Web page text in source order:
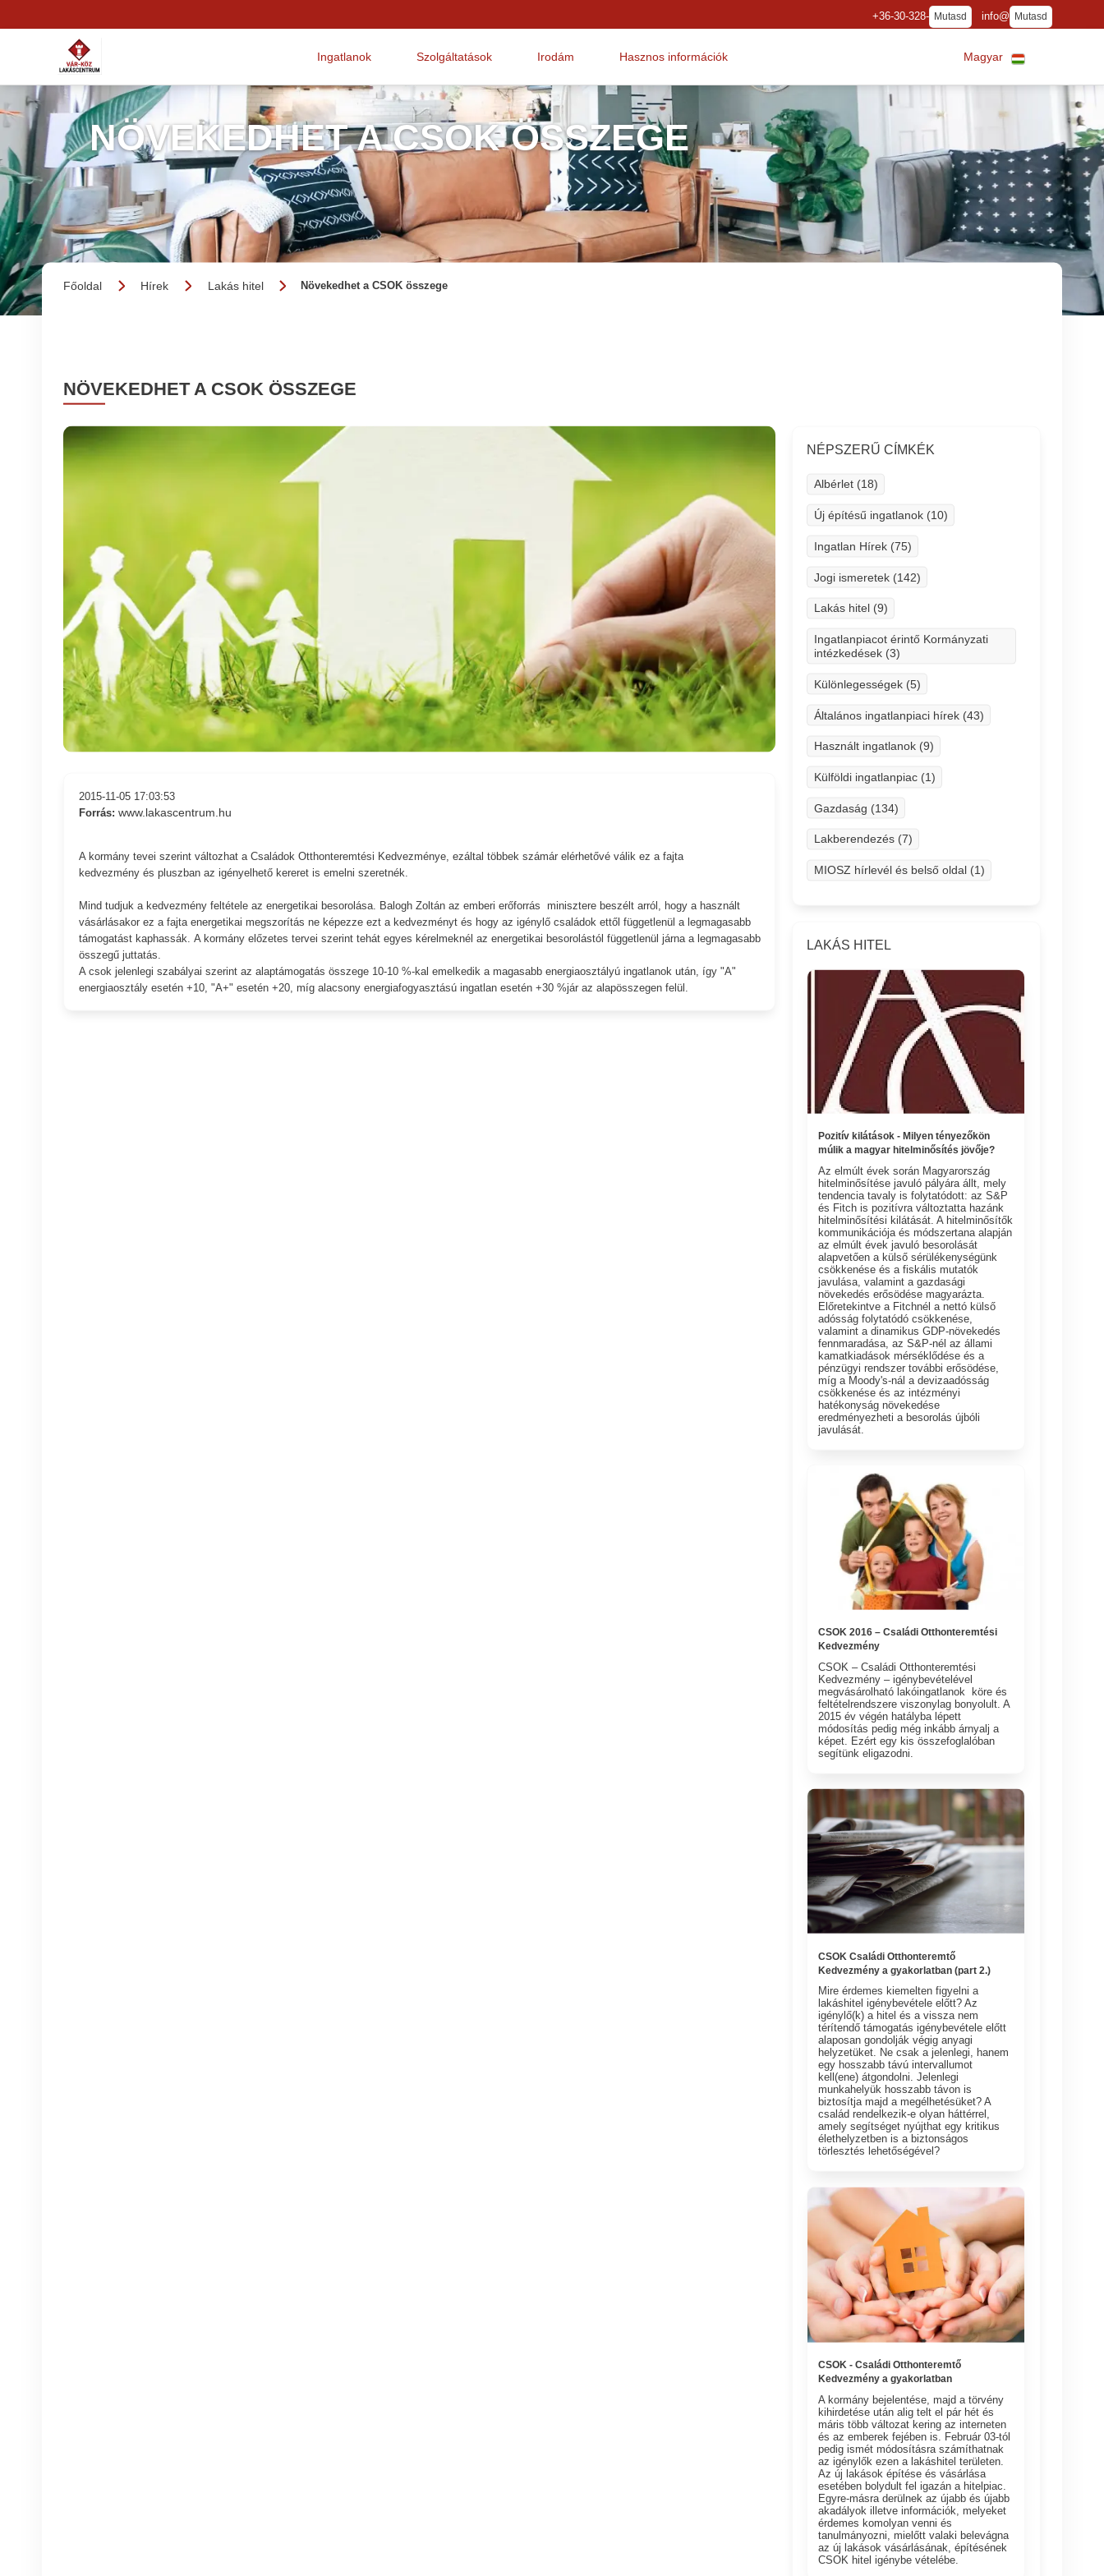
+36-30-328- Mutasd info@ Mutasd
Ingatlanok Szolgáltatások Irodám Hasznos információk Magyar
NÖVEKEDHET A CSOK ÖSSZEGE
Főoldal Hírek Lakás hitel Növekedhet a CSOK összege
NÖVEKEDHET A CSOK ÖSSZEGE
2015-11-05 17:03:53
Forrás: www.lakascentrum.hu
A kormány tevei szerint változhat a Családok Otthonteremtési Kedvezménye, ezáltal többek számár elérhetővé válik ez a fajta
kedvezmény és pluszban az igényelhető kereret is emelni szeretnék.
Mind tudjuk a kedvezmény feltétele az energetikai besorolása. Balogh Zoltán az emberi erőforrás minisztere beszélt arról, hogy a használt
vásárlásakor ez a fajta energetikai megszorítás ne képezze ezt a kedvezményt és hogy az igénylő családok ettől függetlenül a legmagasabb
támogatást kaphassák. A kormány előzetes tervei szerint tehát egyes kérelmeknél az energetikai besorolástól függetlenül járna a legmagasabb
összegű juttatás.
A csok jelenlegi szabályai szerint az alaptámogatás összege 10-10 %-kal emelkedik a magasabb energiaosztályú ingatlanok után, így "A"
energiaosztály esetén +10, "A+" esetén +20, míg alacsony energiafogyasztású ingatlan esetén +30 %jár az alapösszegen felül.
NÉPSZERŰ CÍMKÉK
Albérlet (18)
Új építésű ingatlanok (10)
Ingatlan Hírek (75)
Jogi ismeretek (142)
Lakás hitel (9)
Ingatlanpiacot érintő Kormányzati
intézkedések (3)
Különlegességek (5)
Általános ingatlanpiaci hírek (43)
Használt ingatlanok (9)
Külföldi ingatlanpiac (1)
Gazdaság (134)
Lakberendezés (7)
MIOSZ hírlevél és belső oldal (1)
LAKÁS HITEL
Pozitív kilátások - Milyen tényezőkön
múlik a magyar hitelminősítés jövője?
Az elmúlt évek során Magyarország
hitelminősítése javuló pályára állt, mely
tendencia tavaly is folytatódott: az S&P
és Fitch is pozitívra változtatta hazánk
hitelminősítési kilátását. A hitelminősítők
kommunikációja és módszertana alapján
az elmúlt évek javuló besorolását
alapvetően a külső sérülékenységünk
csökkenése és a fiskális mutatók
javulása, valamint a gazdasági
növekedés erősödése magyarázta.
Előretekintve a Fitchnél a nettó külső
adósság folytatódó csökkenése,
valamint a dinamikus GDP-növekedés
fennmaradása, az S&P-nél az állami
kamatkiadások mérséklődése és a
pénzügyi rendszer további erősödése,
míg a Moody's-nál a devizaadósság
csökkenése és az intézményi
hatékonyság növekedése
eredményezheti a besorolás újbóli
javulását.
CSOK 2016 – Családi Otthonteremtési
Kedvezmény
CSOK – Családi Otthonteremtési
Kedvezmény – igénybevételével
megvásárolható lakóingatlanok köre és
feltételrendszere viszonylag bonyolult. A
2015 év végén hatályba lépett
módosítás pedig még inkább árnyalj a
képet. Ezért egy kis összefoglalóban
segítünk eligazodni.
CSOK Családi Otthonteremtő
Kedvezmény a gyakorlatban (part 2.)
Mire érdemes kiemelten figyelni a
lakáshitel igénybevétele előtt? Az
igénylő(k) a hitel és a vissza nem
térítendő támogatás igénybevétele előtt
alaposan gondolják végig anyagi
helyzetüket. Ne csak a jelenlegi, hanem
egy hosszabb távú intervallumot
kell(ene) átgondolni. Jelenlegi
munkahelyük hosszabb távon is
biztosítja majd a megélhetésüket? A
család rendelkezik-e olyan háttérrel,
amely segítséget nyújthat egy kritikus
élethelyzetben is a biztonságos
törlesztés lehetőségével?
CSOK - Családi Otthonteremtő
Kedvezmény a gyakorlatban
A kormány bejelentése, majd a törvény
kihirdetése után alig telt el pár hét és
máris több változat kering az interneten
és az emberek fejében is. Február 03-tól
pedig ismét módosításra számíthatnak
az igénylők ezen a lakáshitel területen.
Az új lakások építése és vásárlása
esetében bolydult fel igazán a hitelpiac.
Egyre-másra derülnek az újabb és újabb
akadályok illetve információk, melyeket
érdemes komolyan venni és
tanulmányozni, mielőtt valaki belevágna
az új lakások vásárlásának, építésének
CSOK hitel igénybe vételébe.